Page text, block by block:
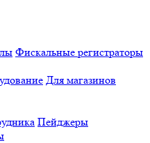
Фискальные регистраторы
Для магазинов
Пейджеры